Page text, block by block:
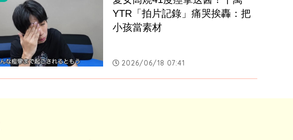
YTR「拍片記錄」痛哭挨轟：把
小孩當素材
2026/06/18 07:41